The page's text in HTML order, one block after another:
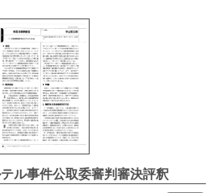
ル事件公取委審判審決評釈